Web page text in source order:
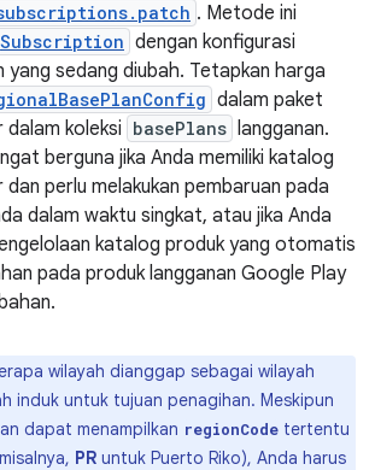
. Metode ini
Subscription dengan konfigurasi
yang sedang diubah. Tetapkan harga
dalam paket
koleksi basePlans langganan.
berguna jika Anda memiliki katalog
perlu melakukan pembaruan pada
dalam waktu singkat, atau jika Anda
katalog produk yang otomatis
pada produk langganan Google Play
wilayah dianggap sebagai wilayah
induk untuk tujuan penagihan. Meskipun
dapat menampilkan regionCode tertentu
PR untuk Puerto Riko), Anda harus